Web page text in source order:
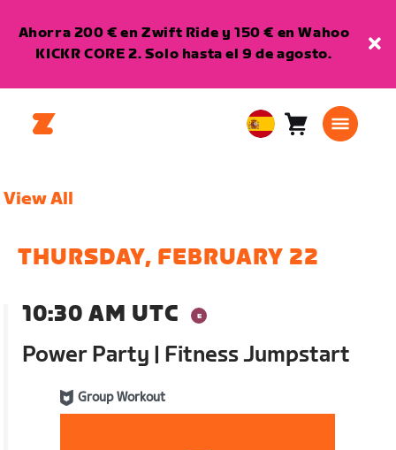
Ahorra 200 € en Zwift Ride y 150 € en Wahoo
KICKR CORE 2. Solo hasta el 9 de agosto.
EuropeanCarro0
View All
THURSDAY, FEBRUARY 22
10:30 AM UTC
Power Party | Fitness Jumpstart
Group Workout